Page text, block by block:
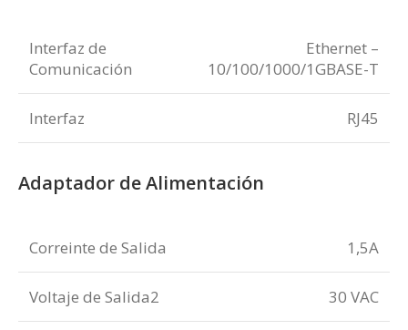
Interfaz de
Comunicación
Ethernet –
10/100/1000/1GBASE-T
Interfaz RJ45
Adaptador de Alimentación
Correinte de Salida 1,5A
Voltaje de Salida2 30 VAC